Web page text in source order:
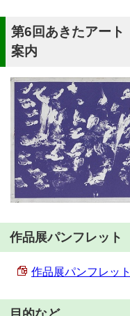
第6回あきたアート
案内
作品展パンフレット
作品展パンフレッ